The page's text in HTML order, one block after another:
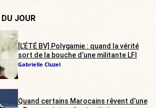
JOUR
[L’ÉTÉ BV] Polygamie : quand la vérité
sort de la bouche d’une militante LFI
Gabrielle Cluzel
Quand certains Marocains rêvent d’une